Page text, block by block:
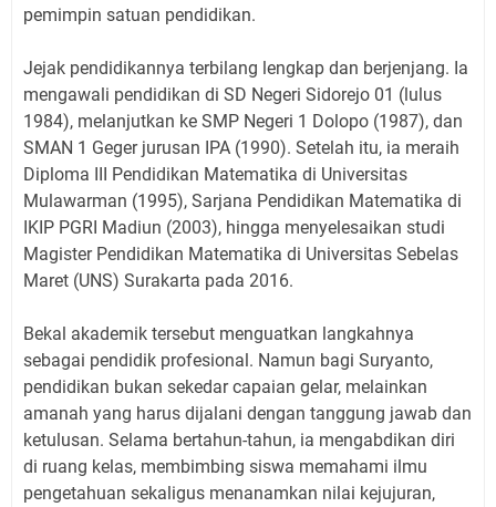
pemimpin satuan pendidikan.
Jejak pendidikannya terbilang lengkap dan berjenjang. Ia
mengawali pendidikan di SD Negeri Sidorejo 01 (lulus
1984), melanjutkan ke SMP Negeri 1 Dolopo (1987), dan
SMAN 1 Geger jurusan IPA (1990). Setelah itu, ia meraih
Diploma III Pendidikan Matematika di Universitas
Mulawarman (1995), Sarjana Pendidikan Matematika di
IKIP PGRI Madiun (2003), hingga menyelesaikan studi
Magister Pendidikan Matematika di Universitas Sebelas
Maret (UNS) Surakarta pada 2016.
Bekal akademik tersebut menguatkan langkahnya
sebagai pendidik profesional. Namun bagi Suryanto,
pendidikan bukan sekedar capaian gelar, melainkan
amanah yang harus dijalani dengan tanggung jawab dan
ketulusan. Selama bertahun-tahun, ia mengabdikan diri
di ruang kelas, membimbing siswa memahami ilmu
pengetahuan sekaligus menanamkan nilai kejujuran,